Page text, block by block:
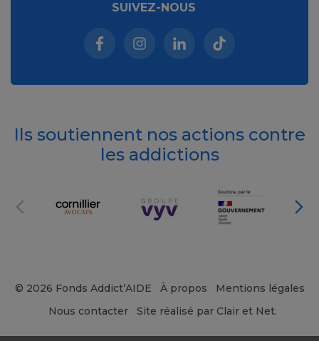
SUIVEZ-NOUS
Facebook (nouvelle fenêtre)
Instagram (nouvelle fenêtre)
Linkedin (nouvelle
Tiktok (nouvelle
Ils soutiennent nos actions contre
les addictions
© 2026 Fonds Addict’AIDE À propos
Mentions légales
Nous contacter
Site réalisé par Clair et Net.